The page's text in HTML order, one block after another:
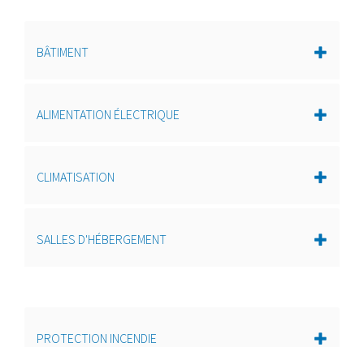
BÂTIMENT
ALIMENTATION ÉLECTRIQUE
CLIMATISATION
SALLES D'HÉBERGEMENT
PROTECTION INCENDIE